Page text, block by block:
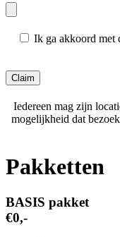
Ik ga akkoord met
Iedereen mag zijn
mogelijkheid dat
Pakketten
BASIS pakket
€0,-